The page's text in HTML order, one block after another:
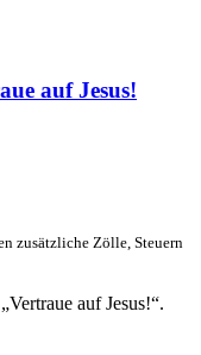
auf Jesus!
zusätzliche Zölle, Steuern
auf Jesus!“.